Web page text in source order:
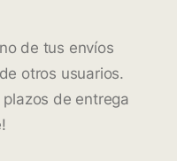
de tus envíos
otros usuarios.
de entrega